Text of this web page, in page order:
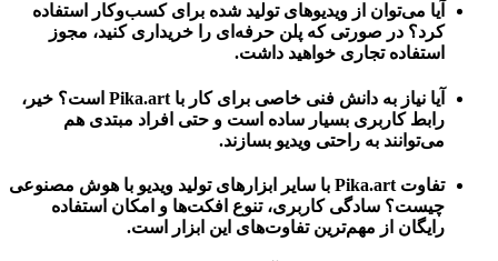
آیا می‌توان از ویدیوهای تولید شده برای کسب‌وکار استفاده
کرد؟ در صورتی که پلن حرفه‌ای را خریداری کنید، مجوز
استفاده تجاری خواهید داشت.
آیا نیاز به دانش فنی خاصی برای کار با Pika.art است؟
خیر،
رابط کاربری بسیار ساده است و حتی افراد مبتدی هم
می‌توانند به راحتی ویدیو بسازند.
تفاوت Pika.art با سایر ابزارهای تولید ویدیو با هوش مصنوعی
چیست؟ سادگی کاربری، تنوع افکت‌ها و امکان استفاده
رایگان از مهم‌ترین تفاوت‌های این ابزار است.